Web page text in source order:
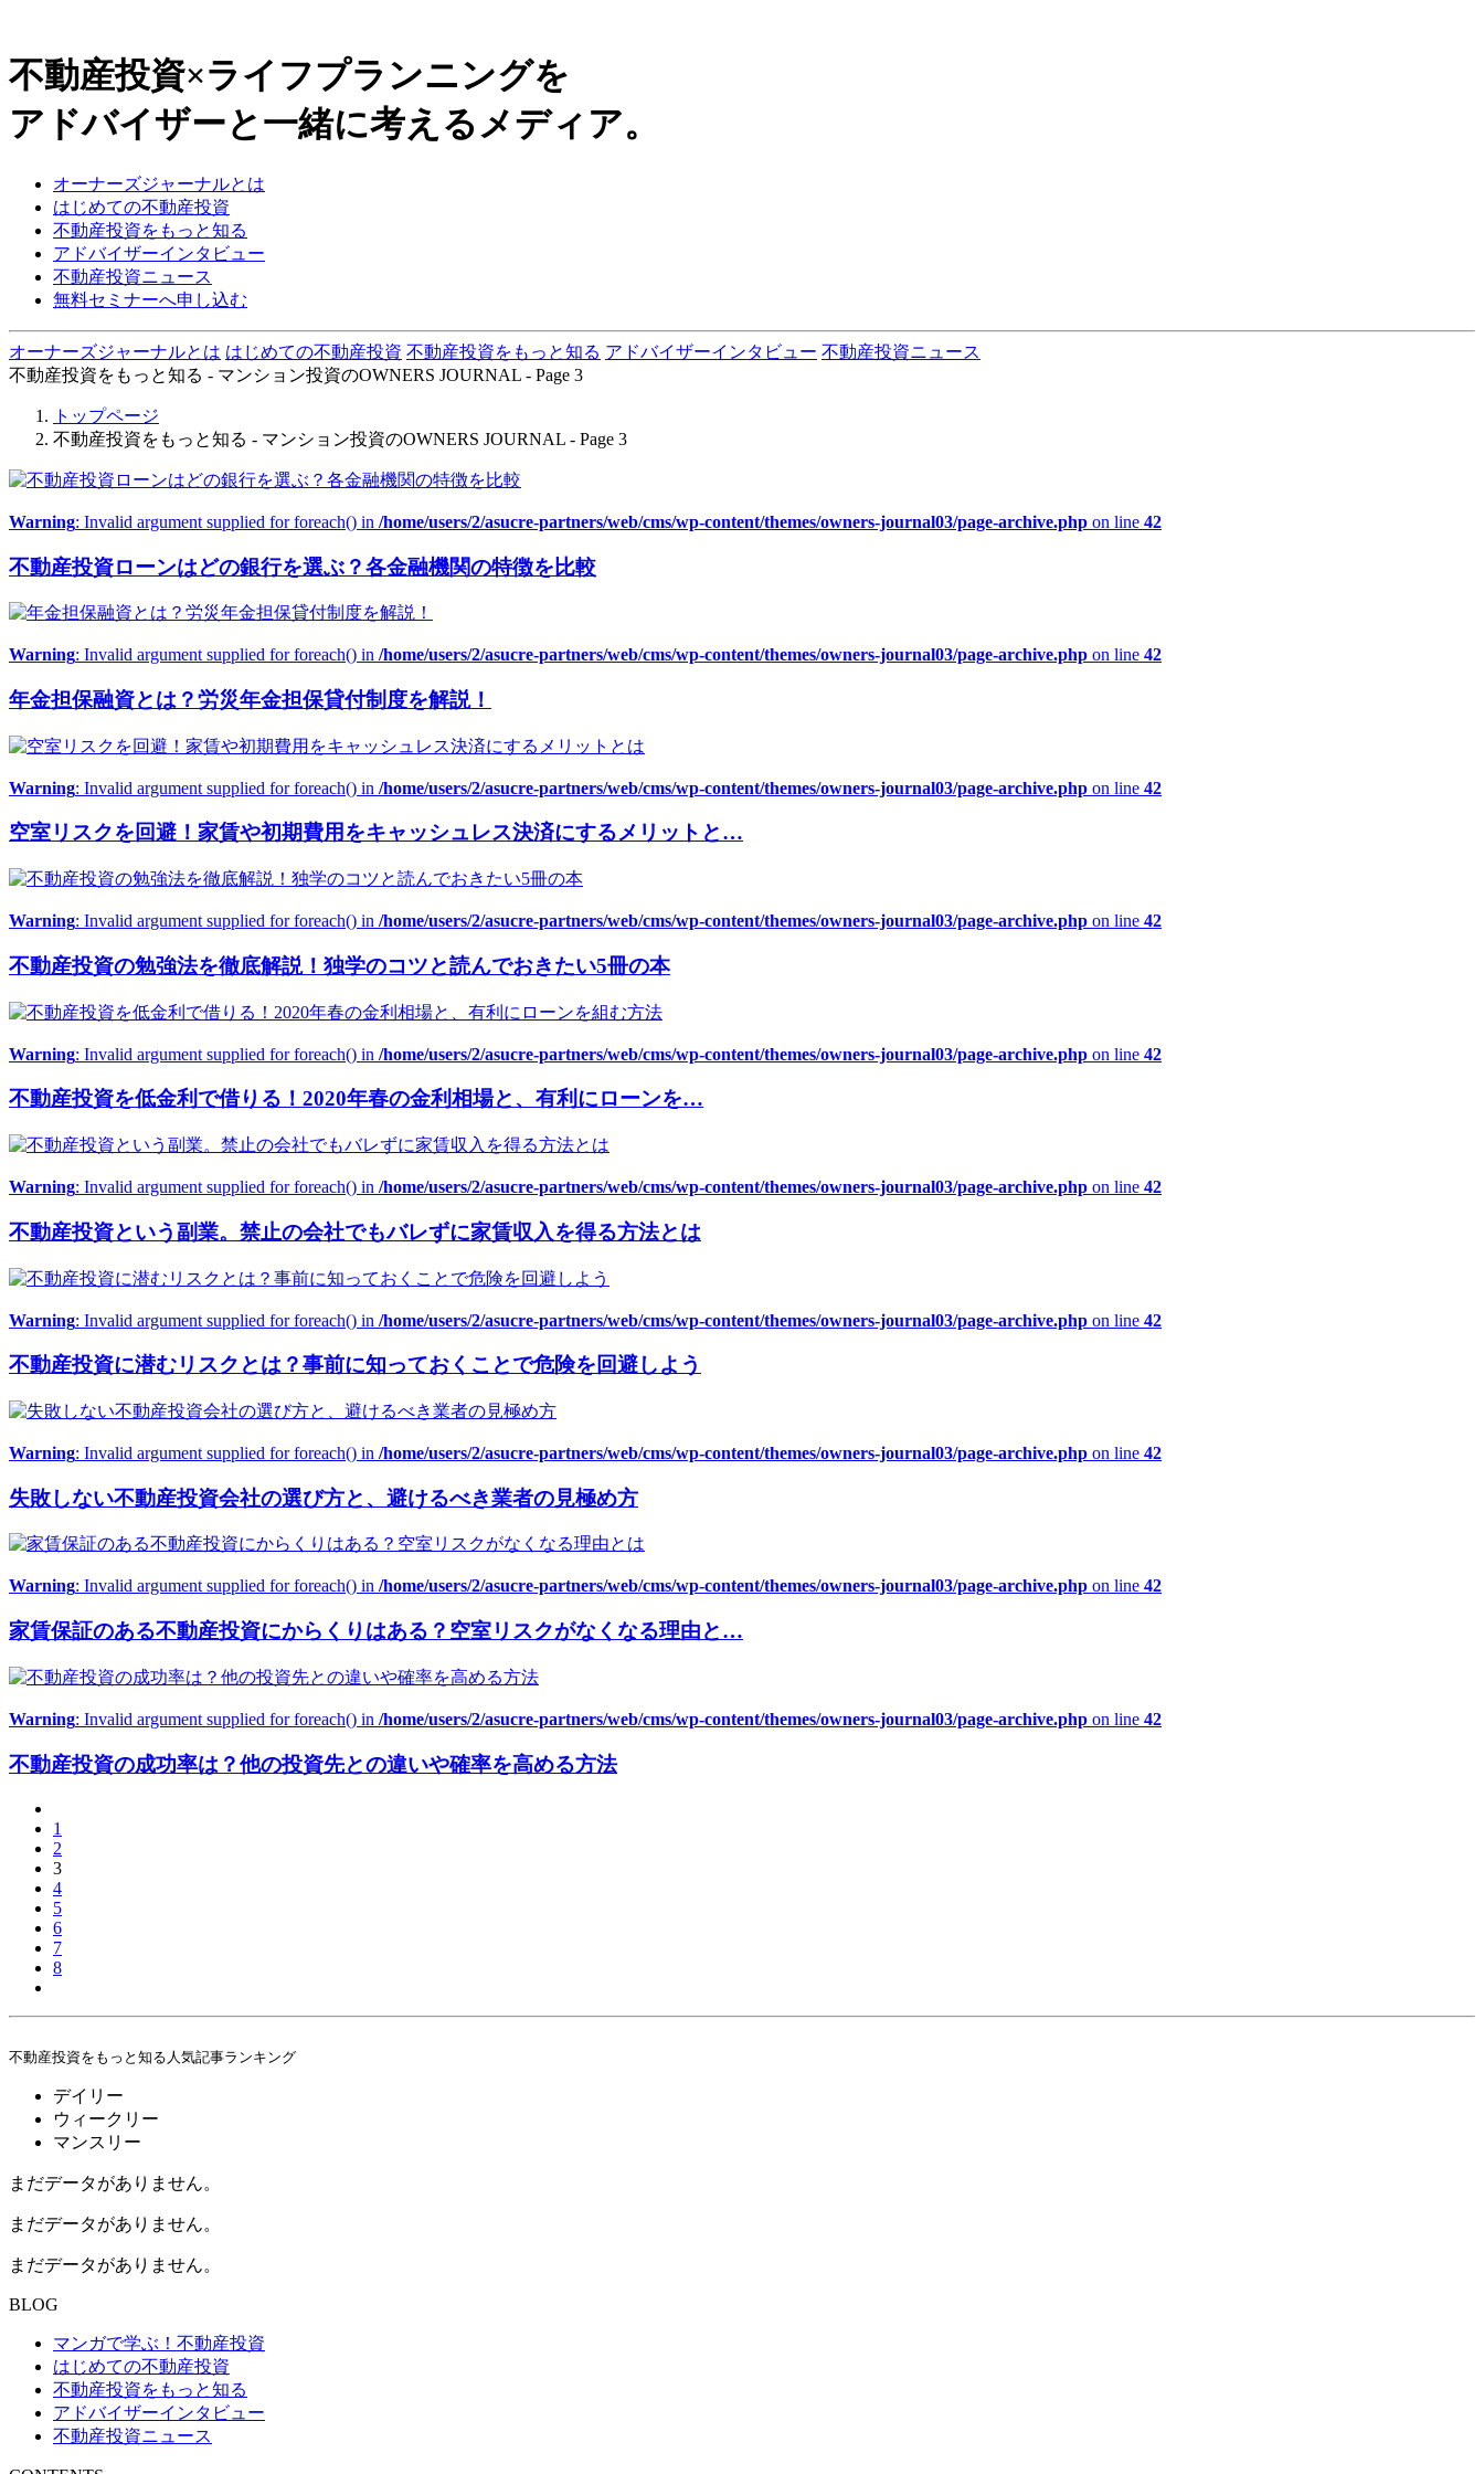
不動産投資×ライフプランニングを
アドバイザーと一緒に考えるメディア。
オーナーズジャーナルとは
はじめての不動産投資
不動産投資をもっと知る
アドバイザーインタビュー
不動産投資ニュース
無料セミナーへ申し込む
オーナーズジャーナルとは はじめての不動産投資 不動産投資をもっと知る アドバイザーインタビュー 不動産投資ニュース
不動産投資をもっと知る - マンション投資のOWNERS JOURNAL - Page 3
トップページ
不動産投資をもっと知る - マンション投資のOWNERS JOURNAL - Page 3
Warning: Invalid argument supplied for foreach() in /home/users/2/asucre-partners/web/cms/wp-content/themes/owners-journal03/page-archive.php on line 42
不動産投資ローンはどの銀行を選ぶ？各金融機関の特徴を比較
Warning: Invalid argument supplied for foreach() in /home/users/2/asucre-partners/web/cms/wp-content/themes/owners-journal03/page-archive.php on line 42
年金担保融資とは？労災年金担保貸付制度を解説！
Warning: Invalid argument supplied for foreach() in /home/users/2/asucre-partners/web/cms/wp-content/themes/owners-journal03/page-archive.php on line 42
空室リスクを回避！家賃や初期費用をキャッシュレス決済にするメリットと…
Warning: Invalid argument supplied for foreach() in /home/users/2/asucre-partners/web/cms/wp-content/themes/owners-journal03/page-archive.php on line 42
不動産投資の勉強法を徹底解説！独学のコツと読んでおきたい5冊の本
Warning: Invalid argument supplied for foreach() in /home/users/2/asucre-partners/web/cms/wp-content/themes/owners-journal03/page-archive.php on line 42
不動産投資を低金利で借りる！2020年春の金利相場と、有利にローンを…
Warning: Invalid argument supplied for foreach() in /home/users/2/asucre-partners/web/cms/wp-content/themes/owners-journal03/page-archive.php on line 42
不動産投資という副業。禁止の会社でもバレずに家賃収入を得る方法とは
Warning: Invalid argument supplied for foreach() in /home/users/2/asucre-partners/web/cms/wp-content/themes/owners-journal03/page-archive.php on line 42
不動産投資に潜むリスクとは？事前に知っておくことで危険を回避しよう
Warning: Invalid argument supplied for foreach() in /home/users/2/asucre-partners/web/cms/wp-content/themes/owners-journal03/page-archive.php on line 42
失敗しない不動産投資会社の選び方と、避けるべき業者の見極め方
Warning: Invalid argument supplied for foreach() in /home/users/2/asucre-partners/web/cms/wp-content/themes/owners-journal03/page-archive.php on line 42
家賃保証のある不動産投資にからくりはある？空室リスクがなくなる理由と…
Warning: Invalid argument supplied for foreach() in /home/users/2/asucre-partners/web/cms/wp-content/themes/owners-journal03/page-archive.php on line 42
不動産投資の成功率は？他の投資先との違いや確率を高める方法
1
2
3
4
5
6
7
8
不動産投資をもっと知る人気記事ランキング
デイリー
ウィークリー
マンスリー
まだデータがありません。
まだデータがありません。
まだデータがありません。
BLOG
マンガで学ぶ！不動産投資
はじめての不動産投資
不動産投資をもっと知る
アドバイザーインタビュー
不動産投資ニュース